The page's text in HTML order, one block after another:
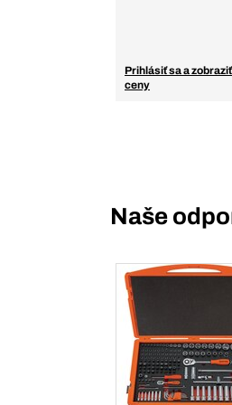
Prihlásiť sa a zobraziť
ceny
Naše